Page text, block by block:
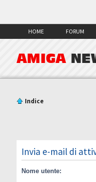
HOME FORUM
AMIGA
Indice
Invia e-mail di
Nome utente: